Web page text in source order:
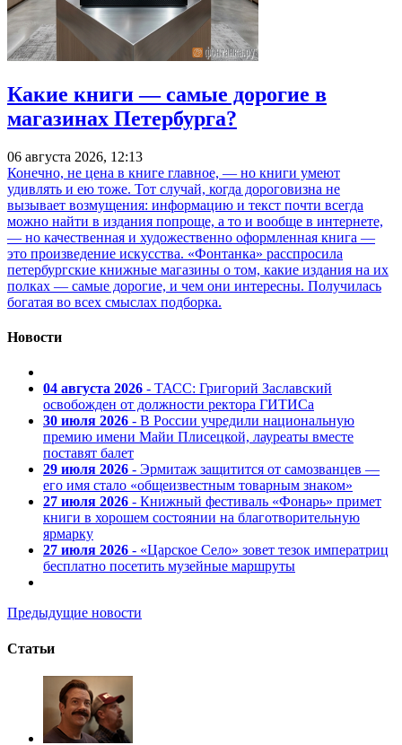
Какие книги — самые дорогие в
магазинах Петербурга?
06 августа 2026, 12:13
Конечно, не цена в книге главное, — но книги умеют
удивлять и ею тоже. Тот случай, когда дороговизна не
вызывает возмущения: информацию и текст почти всегда
можно найти в издания попроще, а то и вообще в интернете,
— но качественная и художественно оформленная книга —
это произведение искусства. «Фонтанка» расспросила
петербургские книжные магазины о том, какие издания на их
полках — самые дорогие, и чем они интересны. Получилась
богатая во всех смыслах подборка.
Новости
04 августа 2026 - ТАСС: Григорий Заславский
освобожден от должности ректора ГИТИСа
30 июля 2026 - В России учредили национальную
премию имени Майи Плисецкой, лауреаты вместе
поставят балет
29 июля 2026 - Эрмитаж защитится от самозванцев —
его имя стало «общеизвестным товарным знаком»
27 июля 2026 - Книжный фестиваль «Фонарь» примет
книги в хорошем состоянии на благотворительную
ярмарку
27 июля 2026 - «Царское Село» зовет тезок императриц
бесплатно посетить музейные маршруты
Предыдущие новости
Статьи